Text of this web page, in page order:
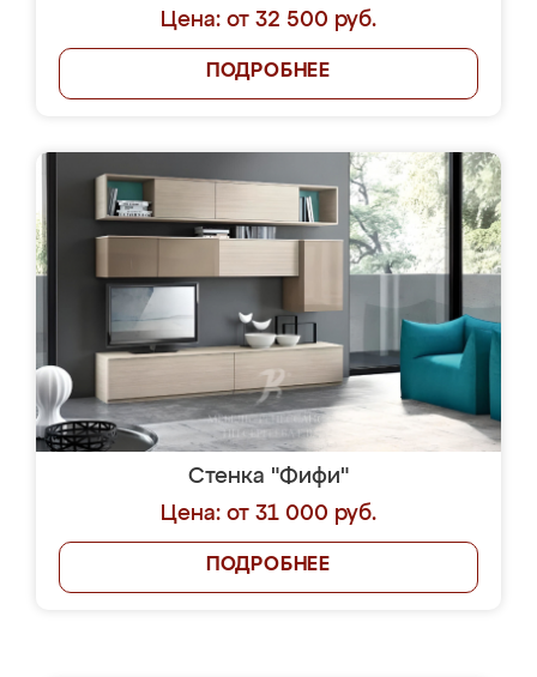
Цена: от 32 500 руб.
ПОДРОБНЕЕ
Стенка "Фифи"
Цена: от 31 000 руб.
ПОДРОБНЕЕ